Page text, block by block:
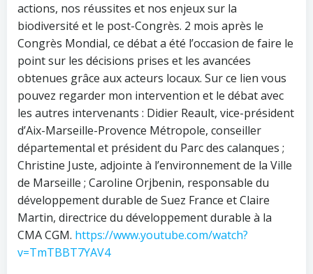
actions, nos réussites et nos enjeux sur la
biodiversité et le post-Congrès. 2 mois après le
Congrès Mondial, ce débat a été l’occasion de faire le
point sur les décisions prises et les avancées
obtenues grâce aux acteurs locaux. Sur ce lien vous
pouvez regarder mon intervention et le débat avec
les autres intervenants : Didier Reault, vice-président
d’Aix-Marseille-Provence Métropole, conseiller
départemental et président du Parc des calanques ;
Christine Juste, adjointe à l’environnement de la Ville
de Marseille ; Caroline Orjbenin, responsable du
développement durable de Suez France et Claire
Martin, directrice du développement durable à la
CMA CGM. https://www.youtube.com/watch?
v=TmTBBT7YAV4